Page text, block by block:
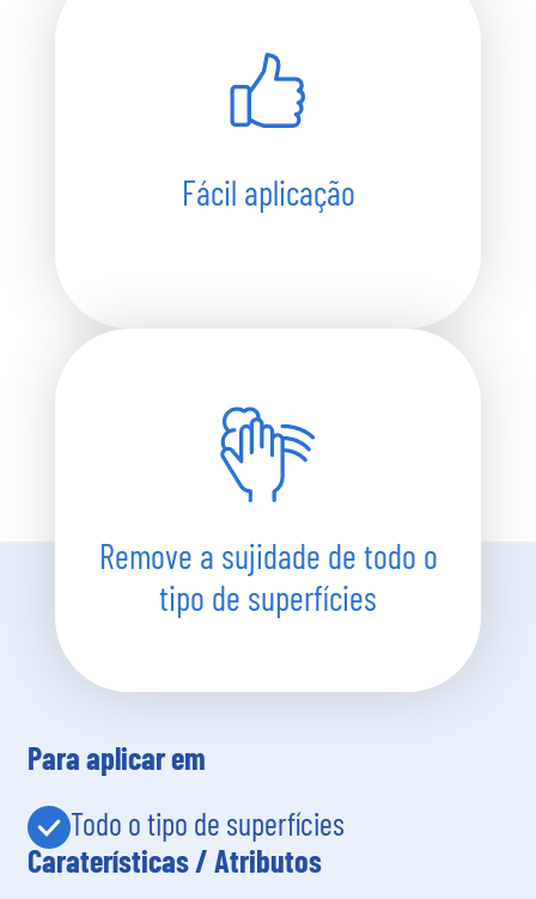
Fácil aplicação
Remove a sujidade de todo o
tipo de superfícies
Para aplicar em
Todo o tipo de superfícies
Caraterísticas / Atributos